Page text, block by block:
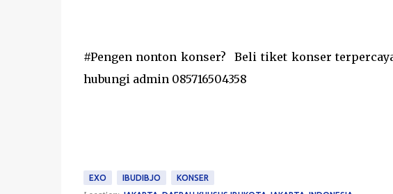
#Pengen nonton konser? Beli tiket konser
hubungi admin 085716504358
EXO IBUDIBJO KONSER